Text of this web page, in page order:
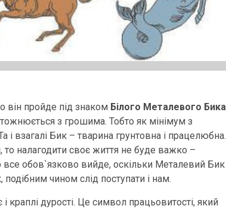
він пройде під знаком Білого Металевого Бика
з грошима. Тобто як мінімум з
взагалі Бик – тварина грунтовна і працелюбна.
то налагодити своє життя не буде важко –
все обов`язково вийде, оскільки Металевий Бик
подібним чином слід поступати і нам.
краплі дурості. Це символ працьовитості, який